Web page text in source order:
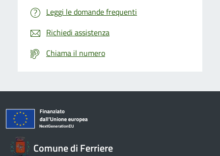
Leggi le domande frequenti
Richiedi assistenza
Chiama il numero
Comune di Ferriere